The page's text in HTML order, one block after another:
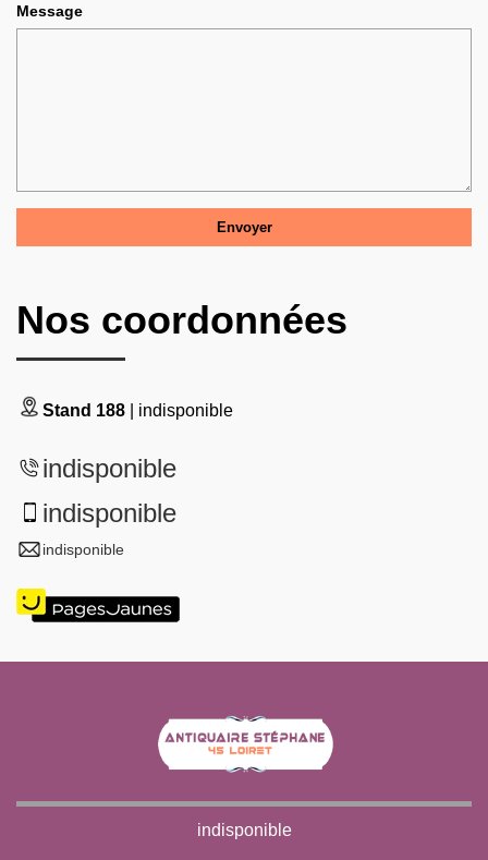
Message
Nos coordonnées
Stand 188 | indisponible
indisponible
indisponible
indisponible
indisponible